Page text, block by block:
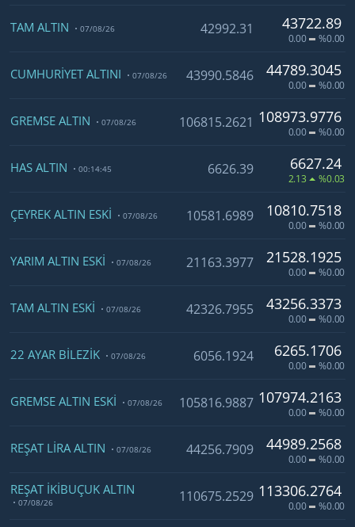
TAM ALTIN 07/08/26 42992.31 43722.89
0.00 %0.00
CUMHURIYET ALTINI 07/08/26 43990.5846 44789.3045
0.00 %0.00
GREMSE ALTIN 07/08/26 106815.2621 108973.9776
0.00 %0.00
HAS ALTIN 00:14:45 6626.39 6627.24
2.13 %0.03
ÇEYREK ALTIN ESKI 07/08/26 10581.6989 10810.7518
0.00 %0.00
YARIM ALTIN ESKI 07/08/26 21163.3977 21528.1925
0.00 %0.00
TAM ALTIN ESKI 07/08/26 42326.7955 43256.3373
0.00 %0.00
22 AYAR BILEZIK 07/08/26 6056.1924 6265.1706
0.00 %0.00
GREMSE ALTIN ESKI 07/08/26 105816.9887 107974.2163
0.00 %0.00
REŞAT LIRA ALTIN 07/08/26 44256.7909 44989.2568
0.00 %0.00
REŞAT İKIBUÇUK ALTIN
07/08/26 110675.2529 113306.2764
0.00 %0.00